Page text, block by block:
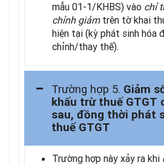
mẫu 01-1/KHBS) vào chỉ
chỉnh giảmtrên tờ khai
hiện tại (kỳ phát sinh hóa
chỉnh/thay thế).
Trường hợp 5. Giảm
khấu trừ thuế GTGT
sau, đồng thời phát
thuế GTGT
Trường hợp này xảy ra khi